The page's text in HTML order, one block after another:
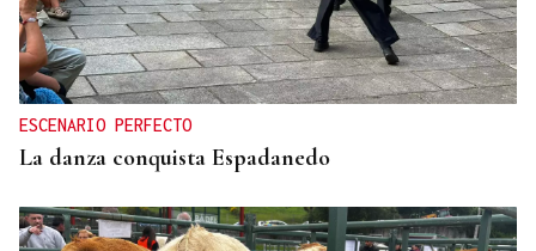
ESCENARIO PERFECTO
La danza conquista Espadanedo